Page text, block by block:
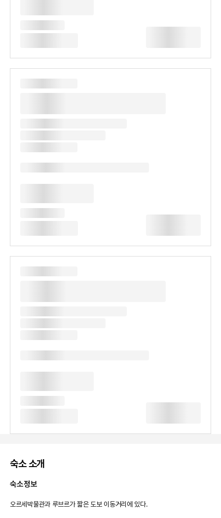
숙소 소개
숙소정보
오르세박물관과 루브르가 짧은 도보 이동거리에 있다.